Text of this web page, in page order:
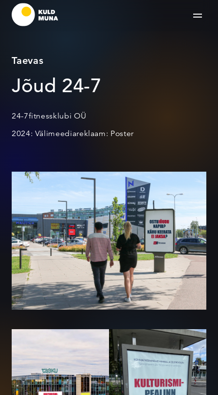
Taevas
Jõud 24-7
24-7fitnessklubi OÜ
2024: Välimeediareklaam: Poster